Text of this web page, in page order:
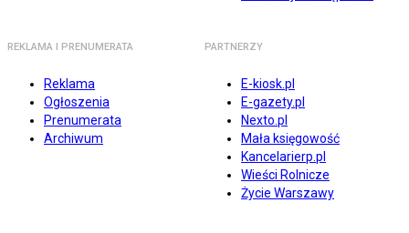
REKLAMA I PRENUMERATA
Reklama
Ogłoszenia
Prenumerata
Archiwum
PARTNERZY
E-kiosk.pl
E-gazety.pl
Nexto.pl
Mała księgowość
Kancelarierp.pl
Wieści Rolnicze
Życie Warszawy